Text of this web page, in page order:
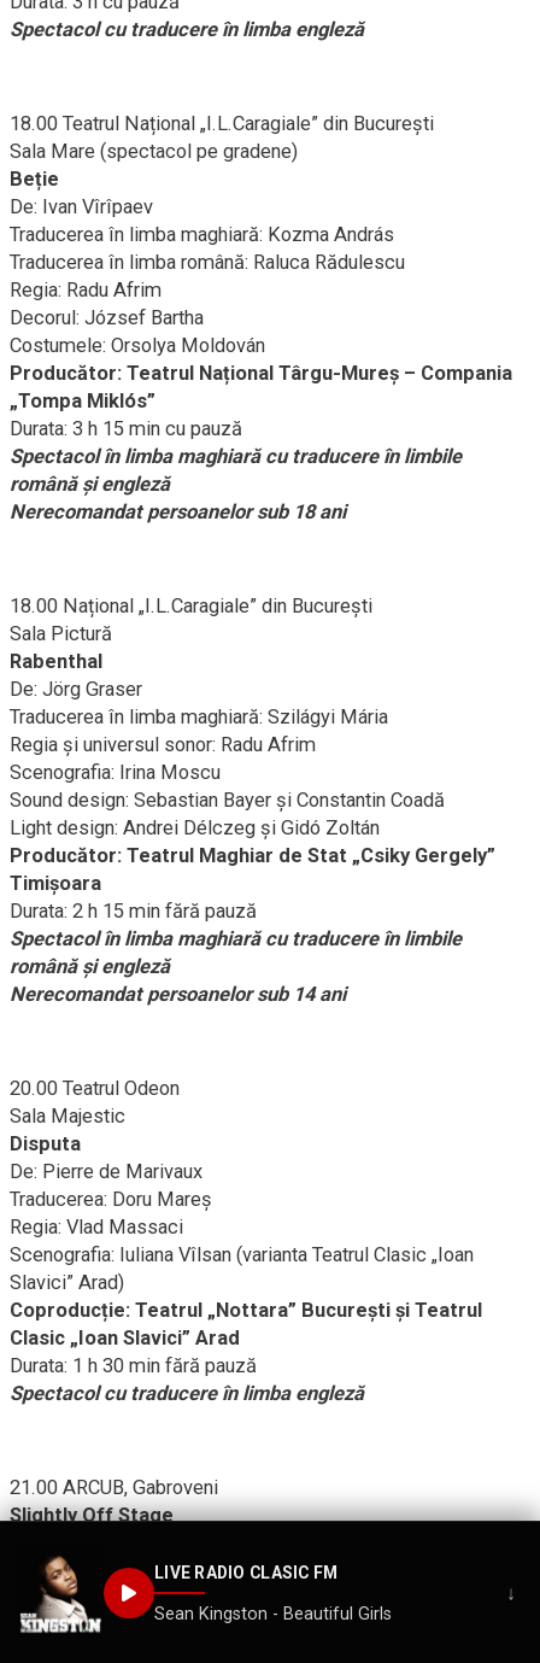
LIVE RADIO CLASIC FM
Sean Kingston - Beautiful Girls
↓
Spectacol cu traducere în limba engleză
18.00 Teatrul Național „I.L.Caragiale” din București
Sala Mare (spectacol pe gradene)
Beție
De: Ivan Vîrîpaev
Traducerea în limba maghiară: Kozma András
Traducerea în limba română: Raluca Rădulescu
Regia: Radu Afrim
Decorul: József Bartha
Costumele: Orsolya Moldován
Producător: Teatrul Național Târgu-Mureș – Compania
„Tompa Miklós”
Durata: 3 h 15 min cu pauză
Spectacol în limba maghiară cu traducere în limbile
română și engleză
Nerecomandat persoanelor sub 18 ani
18.00 Național „I.L.Caragiale” din București
Sala Pictură
Rabenthal
De: Jörg Graser
Traducerea în limba maghiară: Szilágyi Mária
Regia și universul sonor: Radu Afrim
Scenografia: Irina Moscu
Sound design: Sebastian Bayer și Constantin Coadă
Light design: Andrei Délczeg și Gidó Zoltán
Producător: Teatrul Maghiar de Stat „Csiky Gergely”
Timișoara
Durata: 2 h 15 min fără pauză
Spectacol în limba maghiară cu traducere în limbile
română și engleză
Nerecomandat persoanelor sub 14 ani
20.00 Teatrul Odeon
Sala Majestic
Disputa
De: Pierre de Marivaux
Traducerea: Doru Mareș
Regia: Vlad Massaci
Scenografia: Iuliana Vîlsan (varianta Teatrul Clasic „Ioan
Slavici” Arad)
Coproducție: Teatrul „Nottara” București și Teatrul
Clasic „Ioan Slavici” Arad
Durata: 1 h 30 min fără pauză
Spectacol cu traducere în limba engleză
21.00 ARCUB, Gabroveni
Slightly Off Stage
Griswold (SUA)
Coregrafia şi conceptul: Ana Maria Lucaciu, Nathan Griswold
Sunetul şi muzica originală: Ana Maria Lucaciu, Nathan